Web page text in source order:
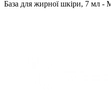
База для жирної шкіри, 7 мл -